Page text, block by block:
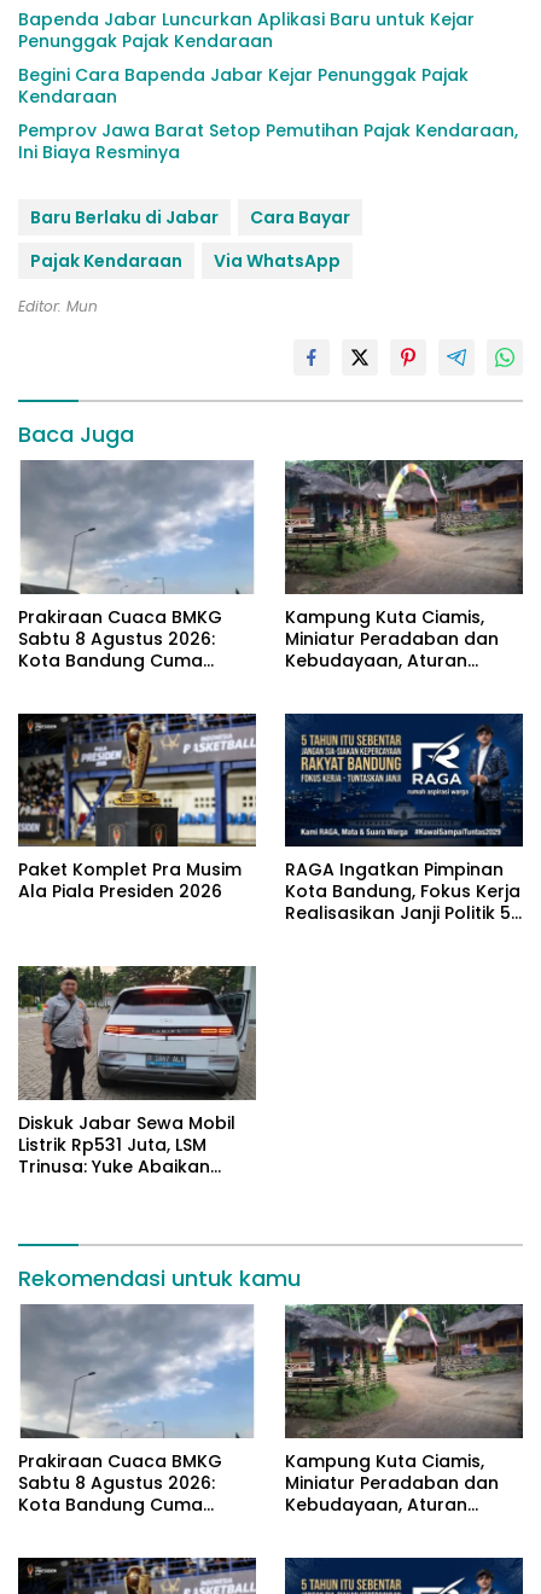
Bapenda Jabar Luncurkan Aplikasi Baru untuk Kejar
Penunggak Pajak Kendaraan
Begini Cara Bapenda Jabar Kejar Penunggak Pajak
Kendaraan
Pemprov Jawa Barat Setop Pemutihan Pajak Kendaraan,
Ini Biaya Resminya
Baru Berlaku di Jabar
Cara Bayar
Pajak Kendaraan
Via WhatsApp
Editor: Mun
Baca Juga
Prakiraan Cuaca BMKG
Sabtu 8 Agustus 2026:
Kota Bandung Cuma
Kampung Kuta Ciamis,
Miniatur Peradaban dan
Kebudayaan, Aturan
Paket Komplet Pra Musim
Ala Piala Presiden 2026
RAGA Ingatkan Pimpinan
Kota Bandung, Fokus Kerja
Realisasikan Janji Politik 5
Diskuk Jabar Sewa Mobil
Listrik Rp531 Juta, LSM
Trinusa: Yuke Abaikan
Rekomendasi untuk kamu
Prakiraan Cuaca BMKG
Sabtu 8 Agustus 2026:
Kota Bandung Cuma
Kampung Kuta Ciamis,
Miniatur Peradaban dan
Kebudayaan, Aturan